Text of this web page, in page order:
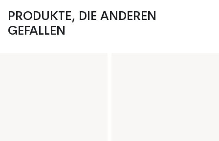
PRODUKTE, DIE ANDEREN
GEFALLEN